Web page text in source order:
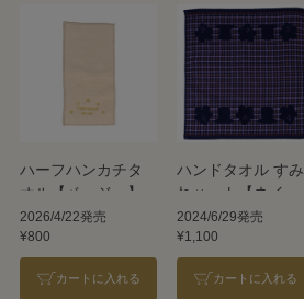
ハーフハンカチタ
オル【ベージュ】
2026/4/22発売
¥800
カートに入れる
ハンドタオル すみ
れハット【ネイビ
ー】
2024/6/29発売
¥1,100
カートに入れる